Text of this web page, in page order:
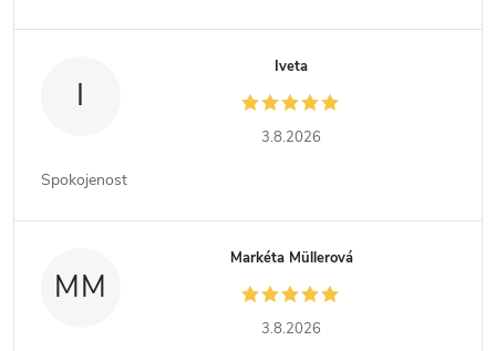
I
Iveta
3.8.2026
Spokojenost
MM
Markéta Müllerová
3.8.2026